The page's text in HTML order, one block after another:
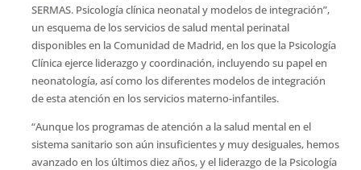
SERMAS. Psicología clínica neonatal y modelos de integración”,
un esquema de los servicios de salud mental perinatal
disponibles en la Comunidad de Madrid, en los que la Psicología
Clínica ejerce liderazgo y coordinación, incluyendo su papel en
neonatología, así como los diferentes modelos de integración
de esta atención en los servicios materno-infantiles.
“Aunque los programas de atención a la salud mental en el
sistema sanitario son aún insuficientes y muy desiguales, hemos
avanzado en los últimos diez años, y el liderazgo de la Psicología